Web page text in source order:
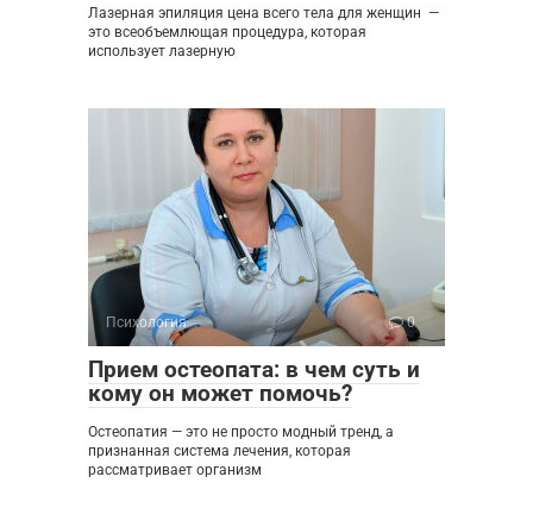
Лазерная эпиляция цена всего тела для женщин —
это всеобъемлющая процедура, которая
использует лазерную
Психология 0
Прием остеопата: в чем суть и
кому он может помочь?
Остеопатия — это не просто модный тренд, а
признанная система лечения, которая
рассматривает организм